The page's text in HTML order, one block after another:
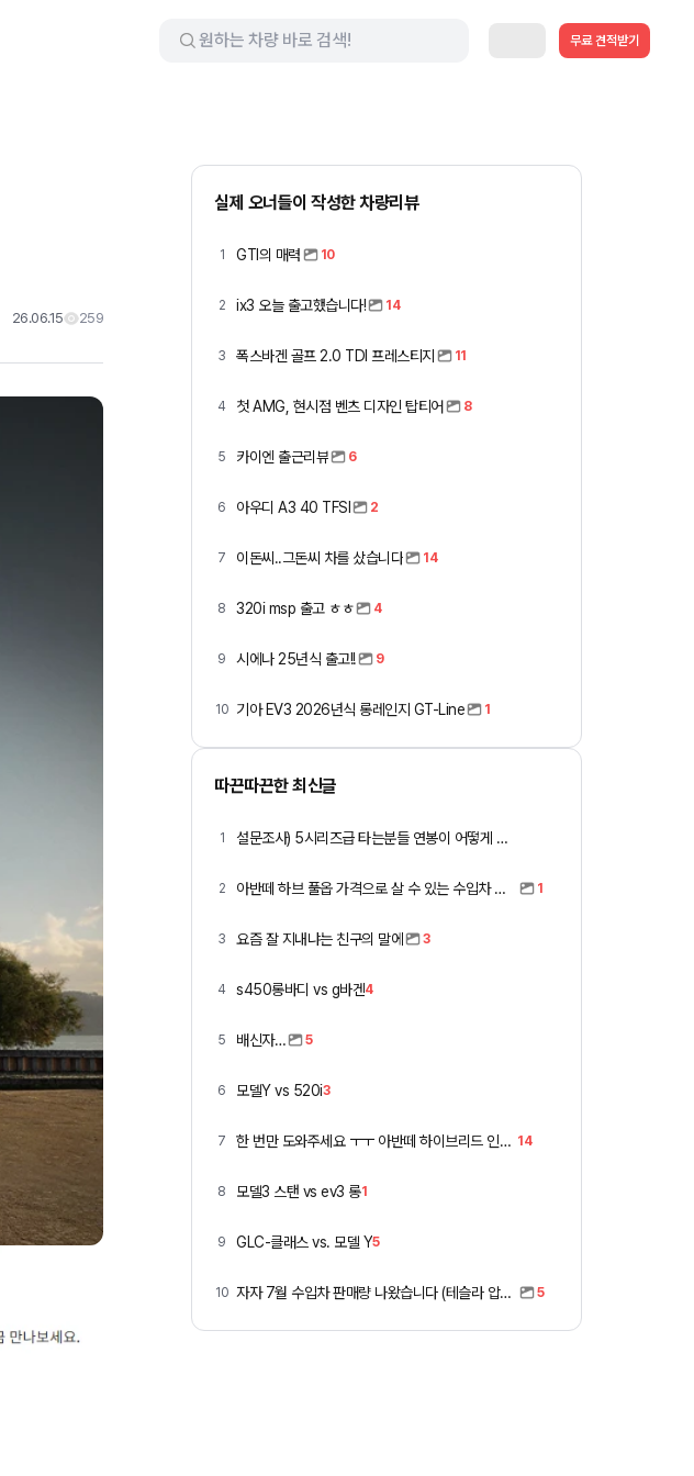
무료 견적받기
26.06.15 259
실제 오너들이 작성한 차량리뷰
1 GTI의 매력 10
2 ix3 오늘 출고했습니다! 14
3 폭스바겐 골프 2.0 TDI 프레스티지 11
4 첫 AMG, 현시점 벤츠 디자인 탑티어 8
5 카이엔 출근리뷰 6
6 아우디 A3 40 TFSI 2
7 이돈씨..그돈씨 차를 샀습니다 14
8 320i msp 출고 ㅎㅎ 4
9 시에나 25년식 출고!! 9
10 기아 EV3 2026년식 롱레인지 GT-Line 1
따끈따끈한 최신글
1 설문조사) 5시리즈급 타는분들 연봉이 어떻게 되세요
2 아반떼 하브 풀옵 가격으로 살 수 있는 수입차 모아봄 1
3 요즘 잘 지내냐는 친구의 말에 3
4 s450롱바디 vs g바겐4
5 배신자… 5
6 모델Y vs 520i3
7 한 번만 도와주세요 ㅜㅜ 아반떼 하이브리드 인스 vs 폭스바겐 골프 14
8 모델3 스탠 vs ev3 롱1
9 GLC-클래스 vs. 모델 Y5
10 자자 7월 수입차 판매량 나왔습니다 (테슬라 압도적) 5